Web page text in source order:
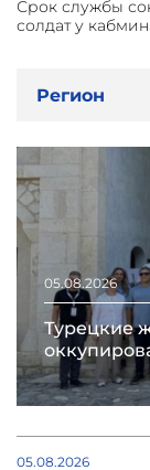
Срок службы
солдат у
Регион
05.08.2026
Турецкие
05.08.2026